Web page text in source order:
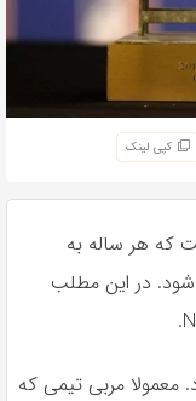
کپی لینک
که هر ساله به
در این مطلب
معمولا مربی تیمی که